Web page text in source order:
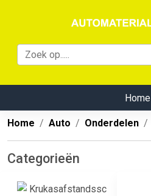
Home
Home Auto Onderdelen
Categorieën